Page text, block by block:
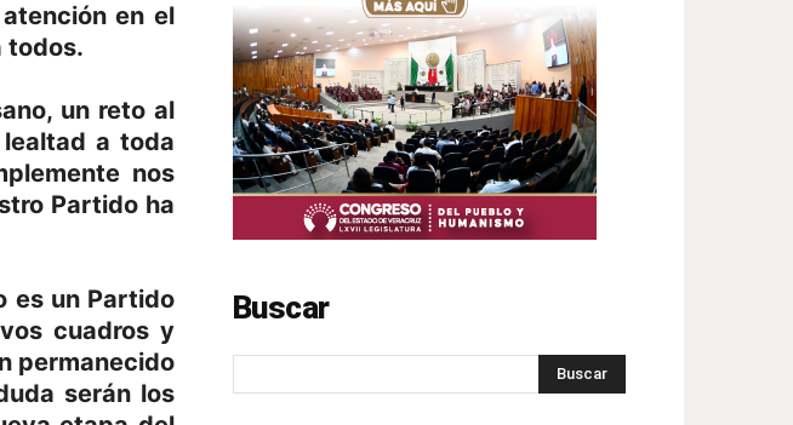
en el
todos.
un reto al
a toda
nos
Partido ha
es un Partido
cuadros y
permanecido
serán los
Buscar